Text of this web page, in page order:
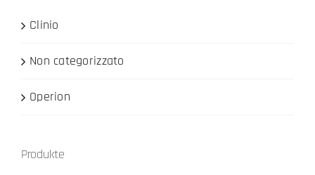
Clinio
Non categorizzato
Operion
Produkte